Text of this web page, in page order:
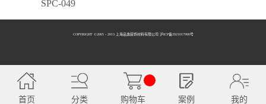
SPC-049
SPC-050
COPYRIGHT ©2005 - 2013 上海品逸装饰材料有限公司 泸ICP备2021017990号
首页 分类 购物车 案例 我的